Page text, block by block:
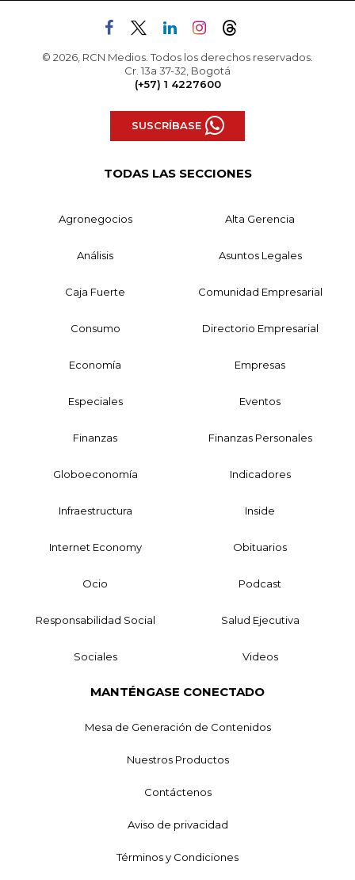
© 2026, RCN Medios. Todos los derechos reservados.
Cr. 13a 37-32, Bogotá
(+57) 1 4227600
SUSCRÍBASE
TODAS LAS SECCIONES
Agronegocios Alta Gerencia
Análisis Asuntos Legales
Caja Fuerte Comunidad Empresarial
Consumo Directorio Empresarial
Economía Empresas
Especiales Eventos
Finanzas Finanzas Personales
Globoeconomía Indicadores
Infraestructura Inside
Internet Economy Obituarios
Ocio Podcast
Responsabilidad Social Salud Ejecutiva
Sociales Videos
MANTÉNGASE CONECTADO
Mesa de Generación de Contenidos
Nuestros Productos
Contáctenos
Aviso de privacidad
Términos y Condiciones